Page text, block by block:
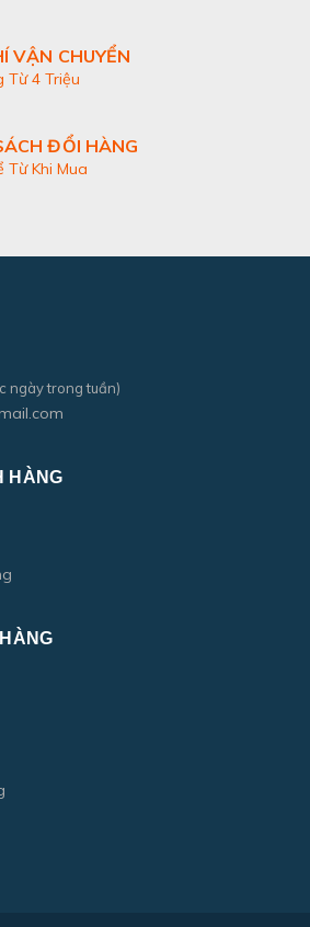
VẬN CHUYỂN
Từ 4 Triệu
ĐỔI HÀNG
Từ Khi Mua
ngày trong tuần)
HÀNG